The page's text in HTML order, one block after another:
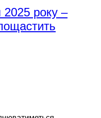
2025 року –